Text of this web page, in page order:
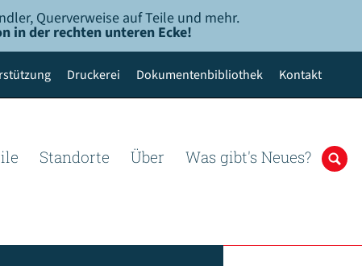
Querverweise auf Teile und mehr.
in der rechten unteren Ecke!
Druckerei Dokumentenbibliothek Kontakt
Standorte Über Was gibt's Neues?